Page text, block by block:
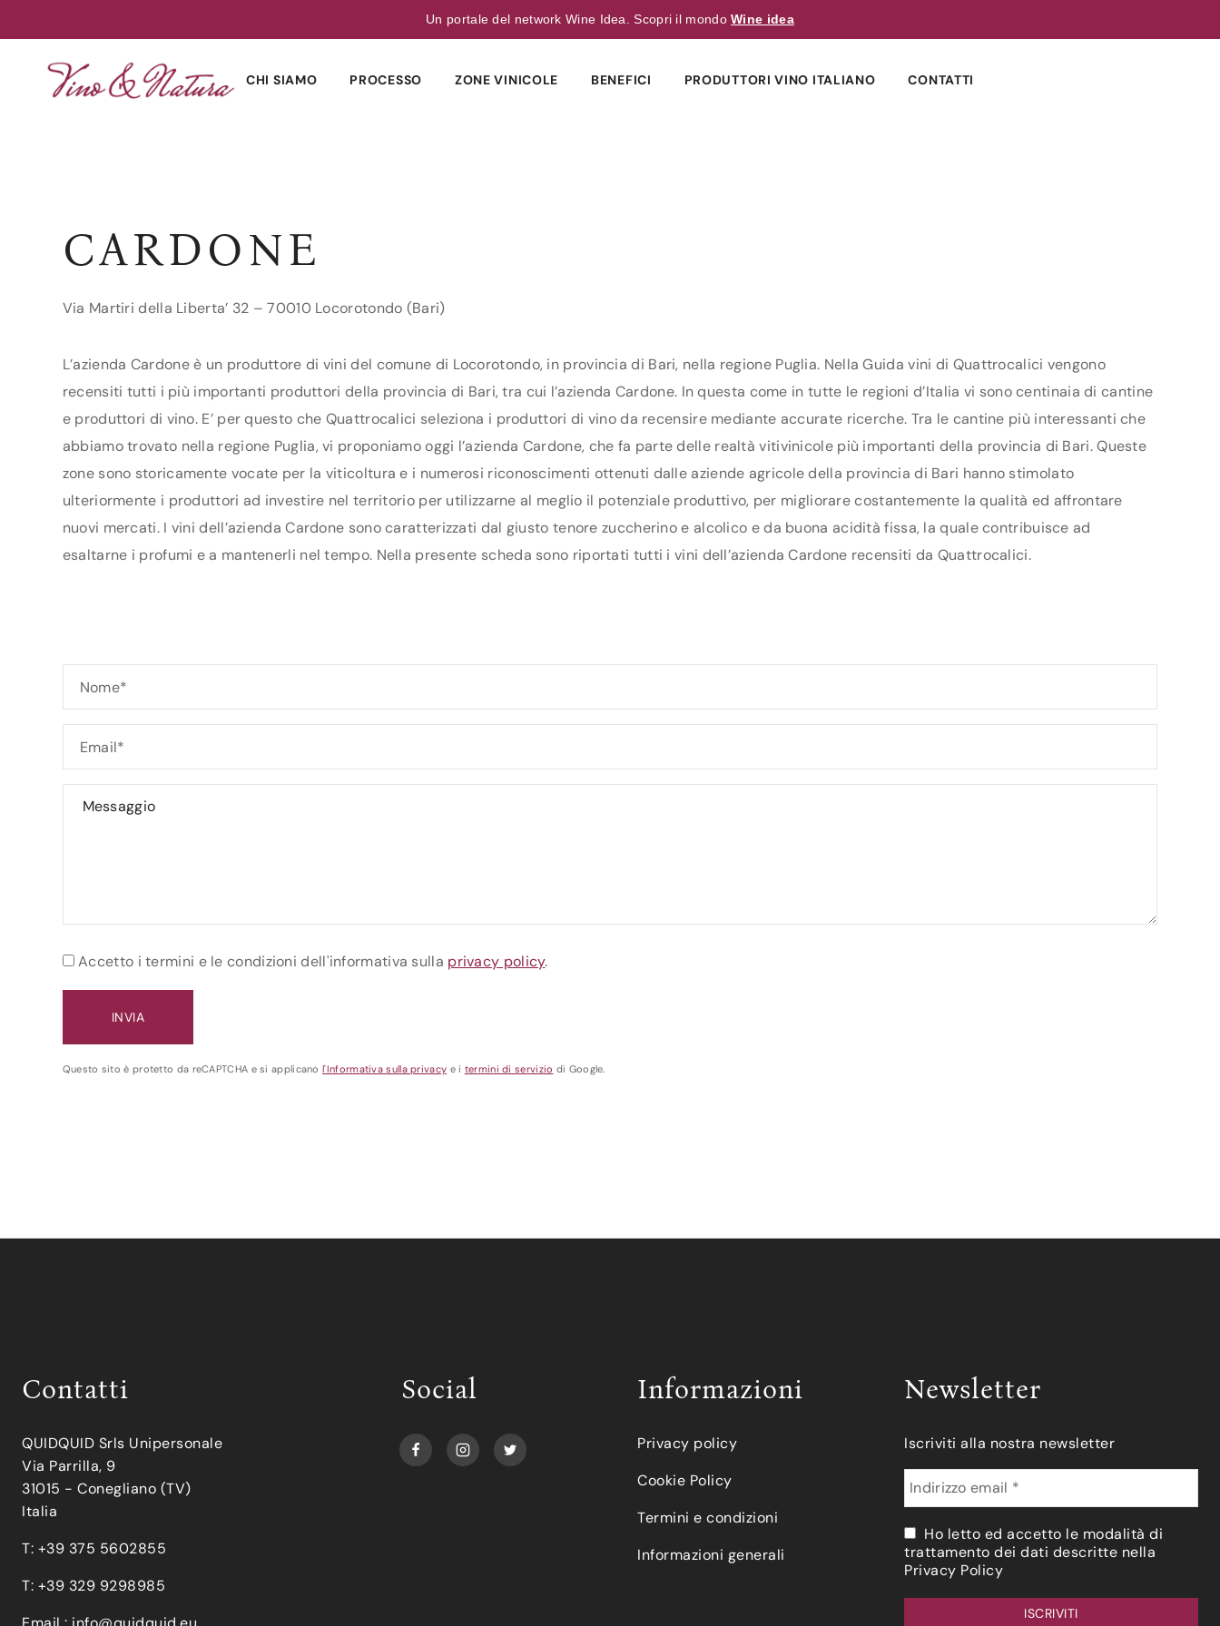
Un portale del network Wine Idea. Scopri il mondoWine idea
CHI SIAMO PROCESSO ZONE VINICOLE BENEFICI PRODUTTORI VINO ITALIANO CONTATTI
CARDONE
Via Martiri della Liberta’ 32 – 70010 Locorotondo (Bari)
L’azienda Cardone è un produttore di vini del comune di Locorotondo, in provincia di Bari, nella regione Puglia. Nella Guida vini di Quattrocalici vengono
recensiti tutti i più importanti produttori della provincia di Bari, tra cui l’azienda Cardone. In questa come in tutte le regioni d’Italia vi sono centinaia di cantine
e produttori di vino. E’ per questo che Quattrocalici seleziona i produttori di vino da recensire mediante accurate ricerche. Tra le cantine più interessanti che
abbiamo trovato nella regione Puglia, vi proponiamo oggi l’azienda Cardone, che fa parte delle realtà vitivinicole più importanti della provincia di Bari. Queste
zone sono storicamente vocate per la viticoltura e i numerosi riconoscimenti ottenuti dalle aziende agricole della provincia di Bari hanno stimolato
ulteriormente i produttori ad investire nel territorio per utilizzarne al meglio il potenziale produttivo, per migliorare costantemente la qualità ed affrontare
nuovi mercati. I vini dell’azienda Cardone sono caratterizzati dal giusto tenore zuccherino e alcolico e da buona acidità fissa, la quale contribuisce ad
esaltarne i profumi e a mantenerli nel tempo. Nella presente scheda sono riportati tutti i vini dell’azienda Cardone recensiti da Quattrocalici.
Accetto i termini e le condizioni dell'informativa sulla privacy policy.
Questo sito è protetto da reCAPTCHA e si applicanol'Informativa sulla privacy e i termini di servizio di Google.
Contatti
QUIDQUID Srls Unipersonale
Via Parrilla, 9
31015 - Conegliano (TV)
Italia
T: +39 375 5602855
T: +39 329 9298985
Social Informazioni
Privacy policy
Cookie Policy
Termini e condizioni
Informazioni generali
Newsletter
Iscriviti alla nostra newsletter
Ho letto ed accetto le modalità di
trattamento dei dati descritte nella
Privacy Policy